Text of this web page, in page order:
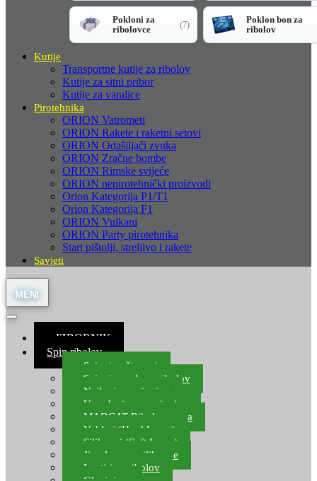
Pokloni za
ribolovce
(7)
Poklon bon za
ribolov
Kutije
Transportne kutije za ribolov
Kutije za sitni pribor
Kutije za varalice
Pirotehnika
ORION Vatrometi
ORION Rakete i raketni setovi
ORION Odašiljači zvuka
ORION Zračne bombe
ORION Rimske svijeće
ORION nepirotehnički proizvodi
Orion Kategorija P1/T1
Orion Kategorija F1
ORION Vulkani
ORION Party pirotehnika
Start pištolji, streljivo i rakete
Savjeti
≡ IZBORNIK
Spin ribolov
Spinning štapovi
Spinning role za ribolov
Najloni za spinning
Upredenice za spinning
MADCAT Ribolov soma
Vobleri (Hard Lures)
Silikonci (Soft Lures)
Jig glave za silikonce
Leptiri za ribolov